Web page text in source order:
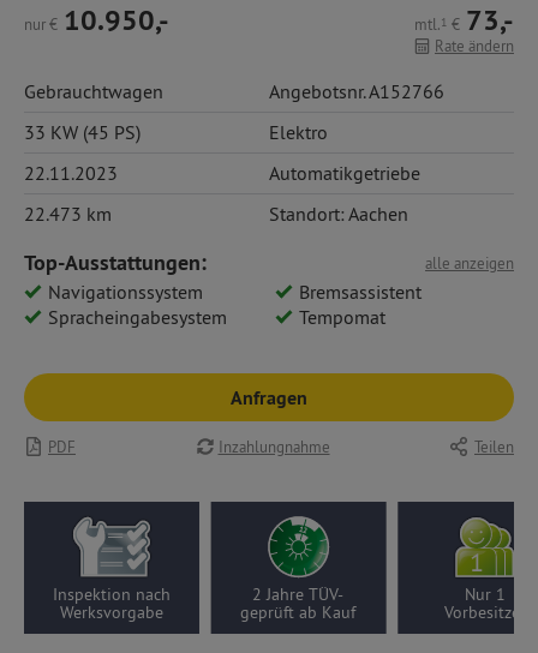
nur€ 10.950,- mtl.1 € 73,-
Rate ändern
Gebrauchtwagen
Angebotsnr. A152766
33 KW (45 PS)
Elektro
22.11.2023
Automatikgetriebe
22.473 km
Standort: Aachen
alle anzeigen
Top-Ausstattungen:
Navigationssystem
Bremsassistent
Spracheingabesystem
Tempomat
Anfragen
PDF Inzahlungnahme Teilen
Inspektion nach
Werksvorgabe
2 Jahre TÜV-
geprüft ab Kauf
Nur 1
Vorbesitzer